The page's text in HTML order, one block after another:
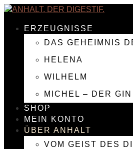
ERZEUGNISSE
DAS GEHEIMNIS
HELENA
WILHELM
MICHEL – DER GIN
SHOP
MEIN KONTO
ÜBER ANHALT
VOM GEIST DES